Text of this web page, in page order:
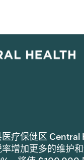
疗保健区 Central
增加更多的维护